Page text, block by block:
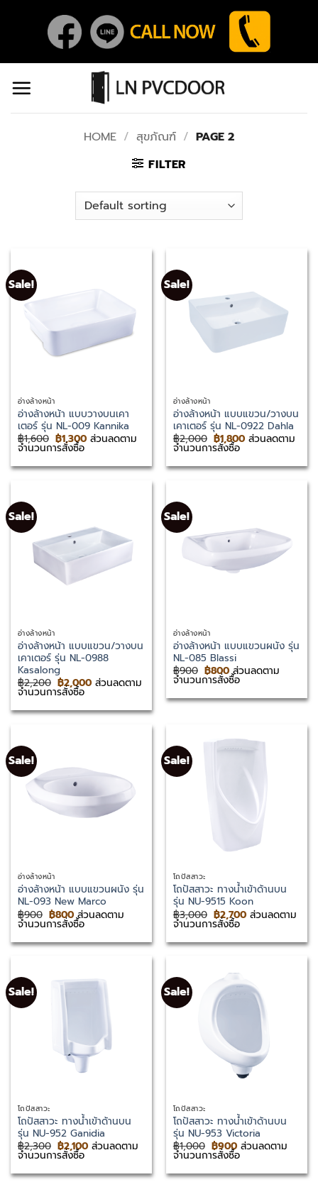
HOME / สุขภัณฑ์ / PAGE 2
FILTER
Sale!
อ่างล้างหน้า
อ่างล้างหน้า แบบวางบนเคา
เตอร์ รุ่น NL-009 Kannika
฿1,600 Original
price
฿1,600.
฿1,300Current
฿1,300.
ส่วนลดตาม
จำนวนการสั่งซื้อ
Sale!
อ่างล้างหน้า
อ่างล้างหน้า แบบแขวน/วางบน
เคาเตอร์ รุ่น NL-0922 Dahla
฿2,000 Original
price
฿2,000.
฿1,800Current
฿1,800.
ส่วนลดตาม
จำนวนการสั่งซื้อ
Sale!
อ่างล้างหน้า
อ่างล้างหน้า แบบแขวน/วางบน
เคาเตอร์ รุ่น NL-0988
Kasalong
฿2,200 Original
price
฿2,200.
฿2,000Current
฿2,000.
ส่วนลดตาม
จำนวนการสั่งซื้อ
Sale!
อ่างล้างหน้า
อ่างล้างหน้า แบบแขวนผนัง รุ่น
NL-085 Blassi
฿900 Original
price
฿900.
฿800Current
price
฿800.
ส่วนลดตาม
จำนวนการสั่งซื้อ
Sale!
อ่างล้างหน้า
อ่างล้างหน้า แบบแขวนผนัง รุ่น
NL-093 New Marco
฿900 Original
price
was:
฿900.
฿800Current
price
is:
฿800.
ส่วนลดตาม
จำนวนการสั่งซื้อ
Sale!
โถปัสสาวะ
โถปัสสาวะ ทางน้ำเข้าด้านบน
รุ่น NU-9515 Koon
฿3,000 Original
price
was:
฿3,000.
฿2,700Current
price
฿2,700.
ส่วนลดตาม
จำนวนการสั่งซื้อ
Sale!
โถปัสสาวะ
โถปัสสาวะ ทางน้ำเข้าด้านบน
รุ่น NU-952 Ganidia
฿2,300 Original
price
฿2,300.
฿2,100Current
฿2,100.
ส่วนลดตาม
จำนวนการสั่งซื้อ
Sale!
โถปัสสาวะ
โถปัสสาวะ ทางน้ำเข้าด้านบน
รุ่น NU-953 Victoria
฿1,000 Original
price
฿1,000.
฿900Current
price
฿900.
ส่วนลดตาม
จำนวนการสั่งซื้อ